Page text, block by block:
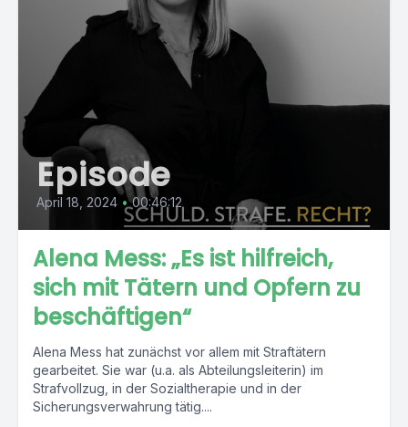
Episode
April 18, 2024 • 00:46:12
Alena Mess: „Es ist hilfreich,
sich mit Tätern und Opfern zu
beschäftigen“
Alena Mess hat zunächst vor allem mit Straftätern
gearbeitet. Sie war (u.a. als Abteilungsleiterin) im
Strafvollzug, in der Sozialtherapie und in der
Sicherungsverwahrung tätig....